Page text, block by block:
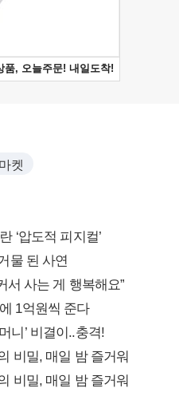
켓
‘압도적 피지컬’
물 된 사연
서 사는 게 행복해요”
1억원씩 준다
니’ 비결이..충격!
비밀, 매일 밤 즐거워
비밀, 매일 밤 즐거워